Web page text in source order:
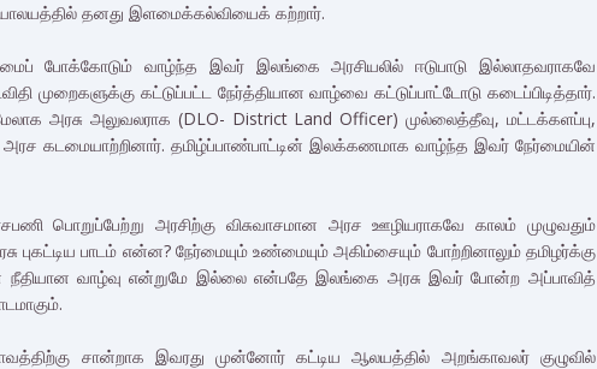
தனது இளமைக்கல்வியைக் கற்றார்.
போக்கோடும் வாழ்ந்த இவர் இலங்கை அரசியலில் ஈடுபாடு இல்லாதவராகவே
முறைகளுக்கு கட்டுப்பட்ட நேர்த்தியான வாழ்வை கட்டுப்பாட்டோடு கடைப்பிடித்தார்.
அரசு அலுவலராக (DLO- District Land Officer) முல்லைத்தீவு, மட்டக்களப்பு,
கடமையாற்றினார். தமிழ்ப்பாண்பாட்டின் இலக்கணமாக வாழ்ந்த இவர் நேர்மையின்
பொறுப்பேற்று அரசிற்கு விசுவாசமான அரச ஊழியராகவே காலம் முழுவதும்
புகட்டிய பாடம் என்ன? நேர்மையும் உண்மையும் அகிம்சையும் போற்றினாலும் தமிழர்க்கு
நீதியான வாழ்வு என்றுமே இல்லை என்பதே இலங்கை அரசு இவர் போன்ற அப்பாவித்
சான்றாக இவரது முன்னோர் கட்டிய ஆலயத்தில் அறங்காவலர் குழுவில்